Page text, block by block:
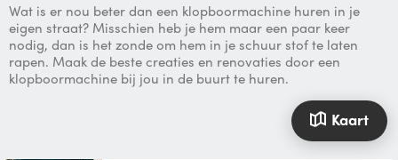
Wat is er nou beter dan een klopboormachine huren in je
eigen straat? Misschien heb je hem maar een paar keer
nodig, dan is het zonde om hem in je schuur stof te laten
rapen. Maak de beste creaties en renovaties door een
klopboormachine bij jou in de buurt te huren.
Kaart